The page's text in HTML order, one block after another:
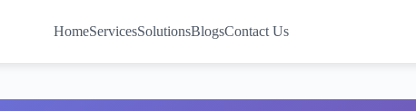
HomeServicesSolutionsBlogsContact Us